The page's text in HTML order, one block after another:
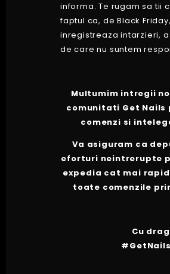
informa. Te rugam sa tii
faptul ca, de Black
inregistreaza intarzieri,
de care nu suntem
Multumim intregii
comunitati Get Nails
comenzi si
Va asiguram ca
eforturi neintrerupte
expedia cat mai
toate comenzile
Cu